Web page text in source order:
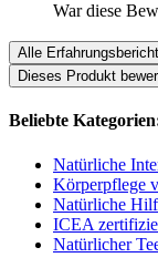
War diese
Alle
Dieses Produkt
Beliebte
Natürliche
Körperpflege
Natürliche
ICEA
Natürlicher